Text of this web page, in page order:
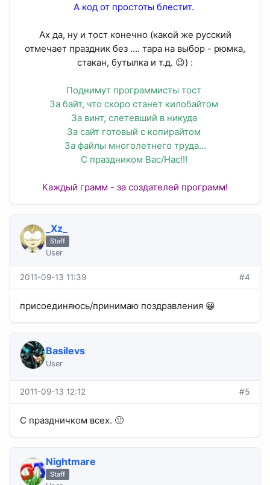
А код от простоты блестит.
Ах да, ну и тост конечно (какой же русский
отмечает праздник без .... тара на выбор - рюмка,
стакан, бутылка и т.д. 😉) :​
Поднимут программисты тост
За байт, что скоро станет килобайтом
За винт, слетевший в никуда
За сайт готовый с копирайтом
За файлы многолетнего труда...
С праздником Вас/Нас!!!
Каждый грамм - за создателей программ!
_Xz_
Staff
User
2011-09-13 11:39 #4
присоединяюсь/принимаю поздравления 😀
Basilevs
User
2011-09-13 12:12 #5
С праздничком всех. 🙂
Nightmare
Staff